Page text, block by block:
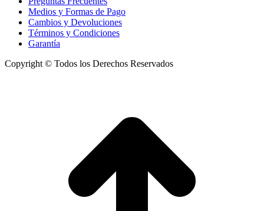
Medios y Formas de Pago
Cambios y Devoluciones
Términos y Condiciones
Garantía
Copyright © Todos los Derechos Reservados